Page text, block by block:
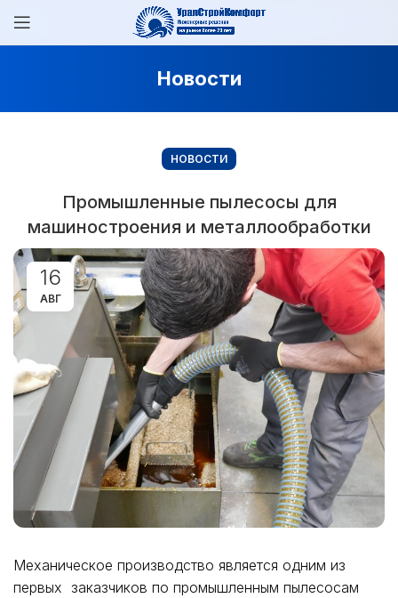
Новости
НОВОСТИ
Промышленные пылесосы для
машиностроения и металлообработки
16
АВГ
Механическое производство является одним из
первых заказчиков по промышленным пылесосам